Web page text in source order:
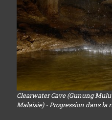
Clearwater Cave (Gunung
Malaisie) - Progression dans la